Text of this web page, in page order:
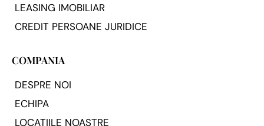
LEASING IMOBILIAR
CREDIT PERSOANE JURIDICE
COMPANIA
DESPRE NOI
ECHIPA
LOCATIILE NOASTRE